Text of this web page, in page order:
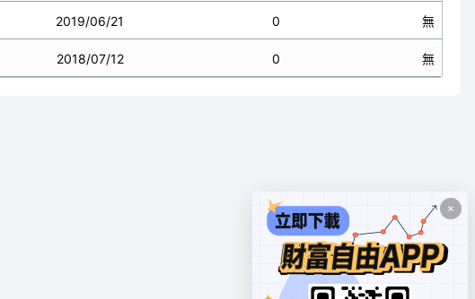
2019/06/21 0 無
2018/07/12 0 無